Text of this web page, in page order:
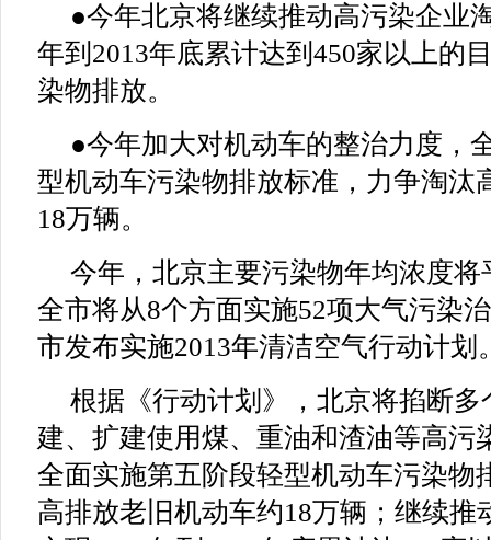
●今年北京将继续推动高污染企业
年到2013年底累计达到450家以上的
染物排放。
●今年加大对机动车的整治力度，
型机动车污染物排放标准，力争淘汰
18万辆。
今年，北京主要污染物年均浓度将
全市将从8个方面实施52项大气污染
市发布实施2013年清洁空气行动计划
根据《行动计划》，北京将掐断
建、扩建使用煤、重油和渣油等高污
全面实施第五阶段轻型机动车污染物
高排放老旧机动车约18万辆；继续推